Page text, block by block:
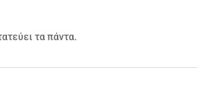
τα πάντα.